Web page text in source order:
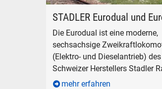
STADLER Eurodual und
Die Eurodual ist eine moderne,
sechsachsige
(Elektro- und Dieselantrieb) des
Schweizer Herstellers Stadler
mehr erfahren